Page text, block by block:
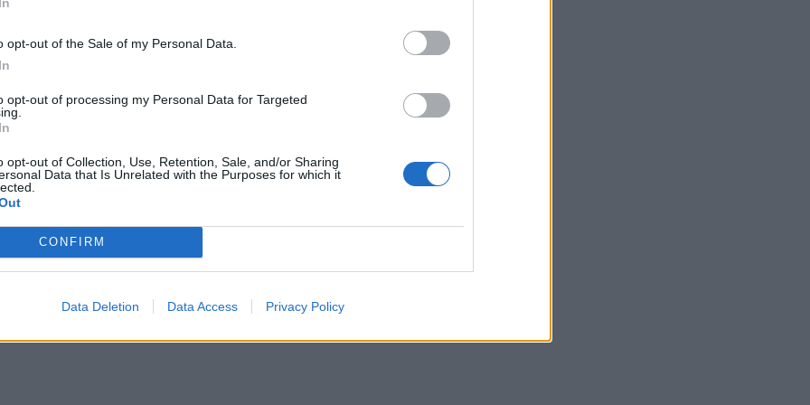
opt-out of the Sale of my Personal Data.
opt-out of processing my Personal Data for Targeted
opt-out of Collection, Use, Retention, Sale, and/or Sharing
Data that Is Unrelated with the Purposes for which it
CONFIRM
Data Deletion Data Access Privacy Policy
όλα τα επιχειρηματικά νέα
Δείτε όλες τις τελευταίες
επιχειρηματικέςΕιδήσεις
Ελλάδα και τον κόσμο στο